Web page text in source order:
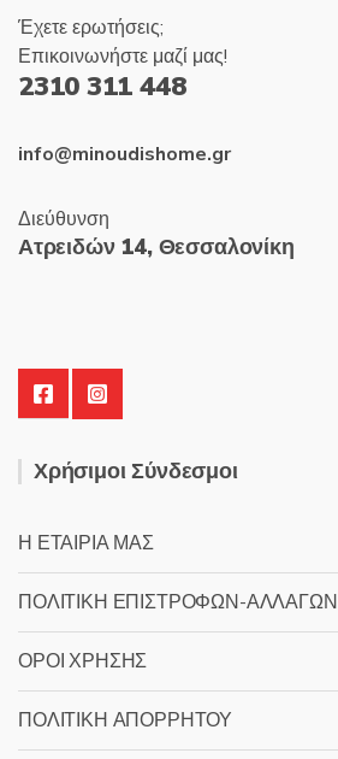
Έχετε ερωτήσεις;
Επικοινωνήστε μαζί μας!
2310 311 448
info@minoudishome.gr
Διεύθυνση
Ατρειδών 14, Θεσσαλονίκη
Χρήσιμοι Σύνδεσμοι
Η ΕΤΑΙΡΙΑ ΜΑΣ
ΠΟΛΙΤΙΚΗ ΕΠΙΣΤΡΟΦΩΝ-ΑΛΛΑΓΩΝ
ΟΡΟΙ ΧΡΗΣΗΣ
ΠΟΛΙΤΙΚΗ ΑΠΟΡΡΗΤΟΥ